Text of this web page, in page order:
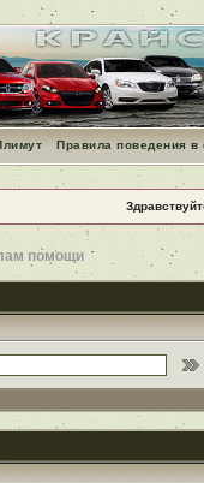
Правила поведения
помощи